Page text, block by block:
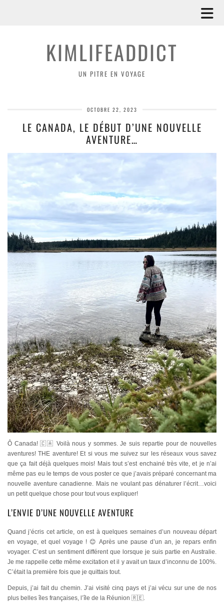
KIMLIFEADDICT
UN PITRE EN VOYAGE
OCTOBRE 22, 2023
LE CANADA, LE DÉBUT D’UNE NOUVELLE
AVENTURE…
Ô Canada! 🇨🇦 Voilà nous y sommes. Je suis repartie pour de nouvelles
aventures! THE aventure! Et si vous me suivez sur les réseaux vous savez
que ça fait déjà quelques mois! Mais tout s’est enchainé très vite, et je n’ai
même pas eu le temps de vous poster ce que j’avais préparé concernant ma
nouvelle aventure canadienne. Mais ne voulant pas dénaturer l’écrit…voici
un petit quelque chose pour tout vous expliquer!
L’ENVIE D’UNE NOUVELLE AVENTURE
Quand j’écris cet article, on est à quelques semaines d’un nouveau départ
en voyage, et quel voyage ! 😊 Après une pause d’un an, je repars enfin
voyager. C’est un sentiment différent que lorsque je suis partie en Australie.
Je me rappelle cette même excitation et il y avait un taux d’inconnu de 100%.
C’était la première fois que je quittais tout.
Depuis, j’ai fait du chemin. J’ai visité cinq pays et j’ai vécu sur une de nos
plus belles îles françaises, l’île de la Réunion 🇷🇪.